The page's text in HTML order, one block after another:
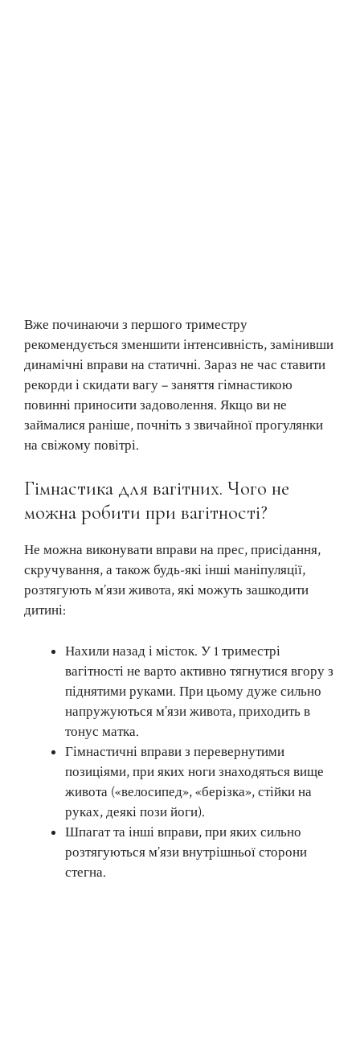
Вже починаючи з першого триместру
рекомендується зменшити інтенсивність, замінивши
динамічні вправи на статичні. Зараз не час ставити
рекорди і скидати вагу – заняття гімнастикою
повинні приносити задоволення. Якщо ви не
займалися раніше, почніть з звичайної прогулянки
на свіжому повітрі.
Гімнастика для вагітних. Чого не
можна робити при вагітності?
Не можна виконувати вправи на прес, присідання,
скручування, а також будь-які інші маніпуляції,
розтягують м’язи живота, які можуть зашкодити
дитині:
Нахили назад і місток. У 1 триместрі
вагітності не варто активно тягнутися вгору з
піднятими руками. При цьому дуже сильно
напружуються м’язи живота, приходить в
тонус матка.
Гімнастичні вправи з перевернутими
позиціями, при яких ноги знаходяться вище
живота («велосипед», «берізка», стійки на
руках, деякі пози йоги).
Шпагат та інші вправи, при яких сильно
розтягуються м’язи внутрішньої сторони
стегна.